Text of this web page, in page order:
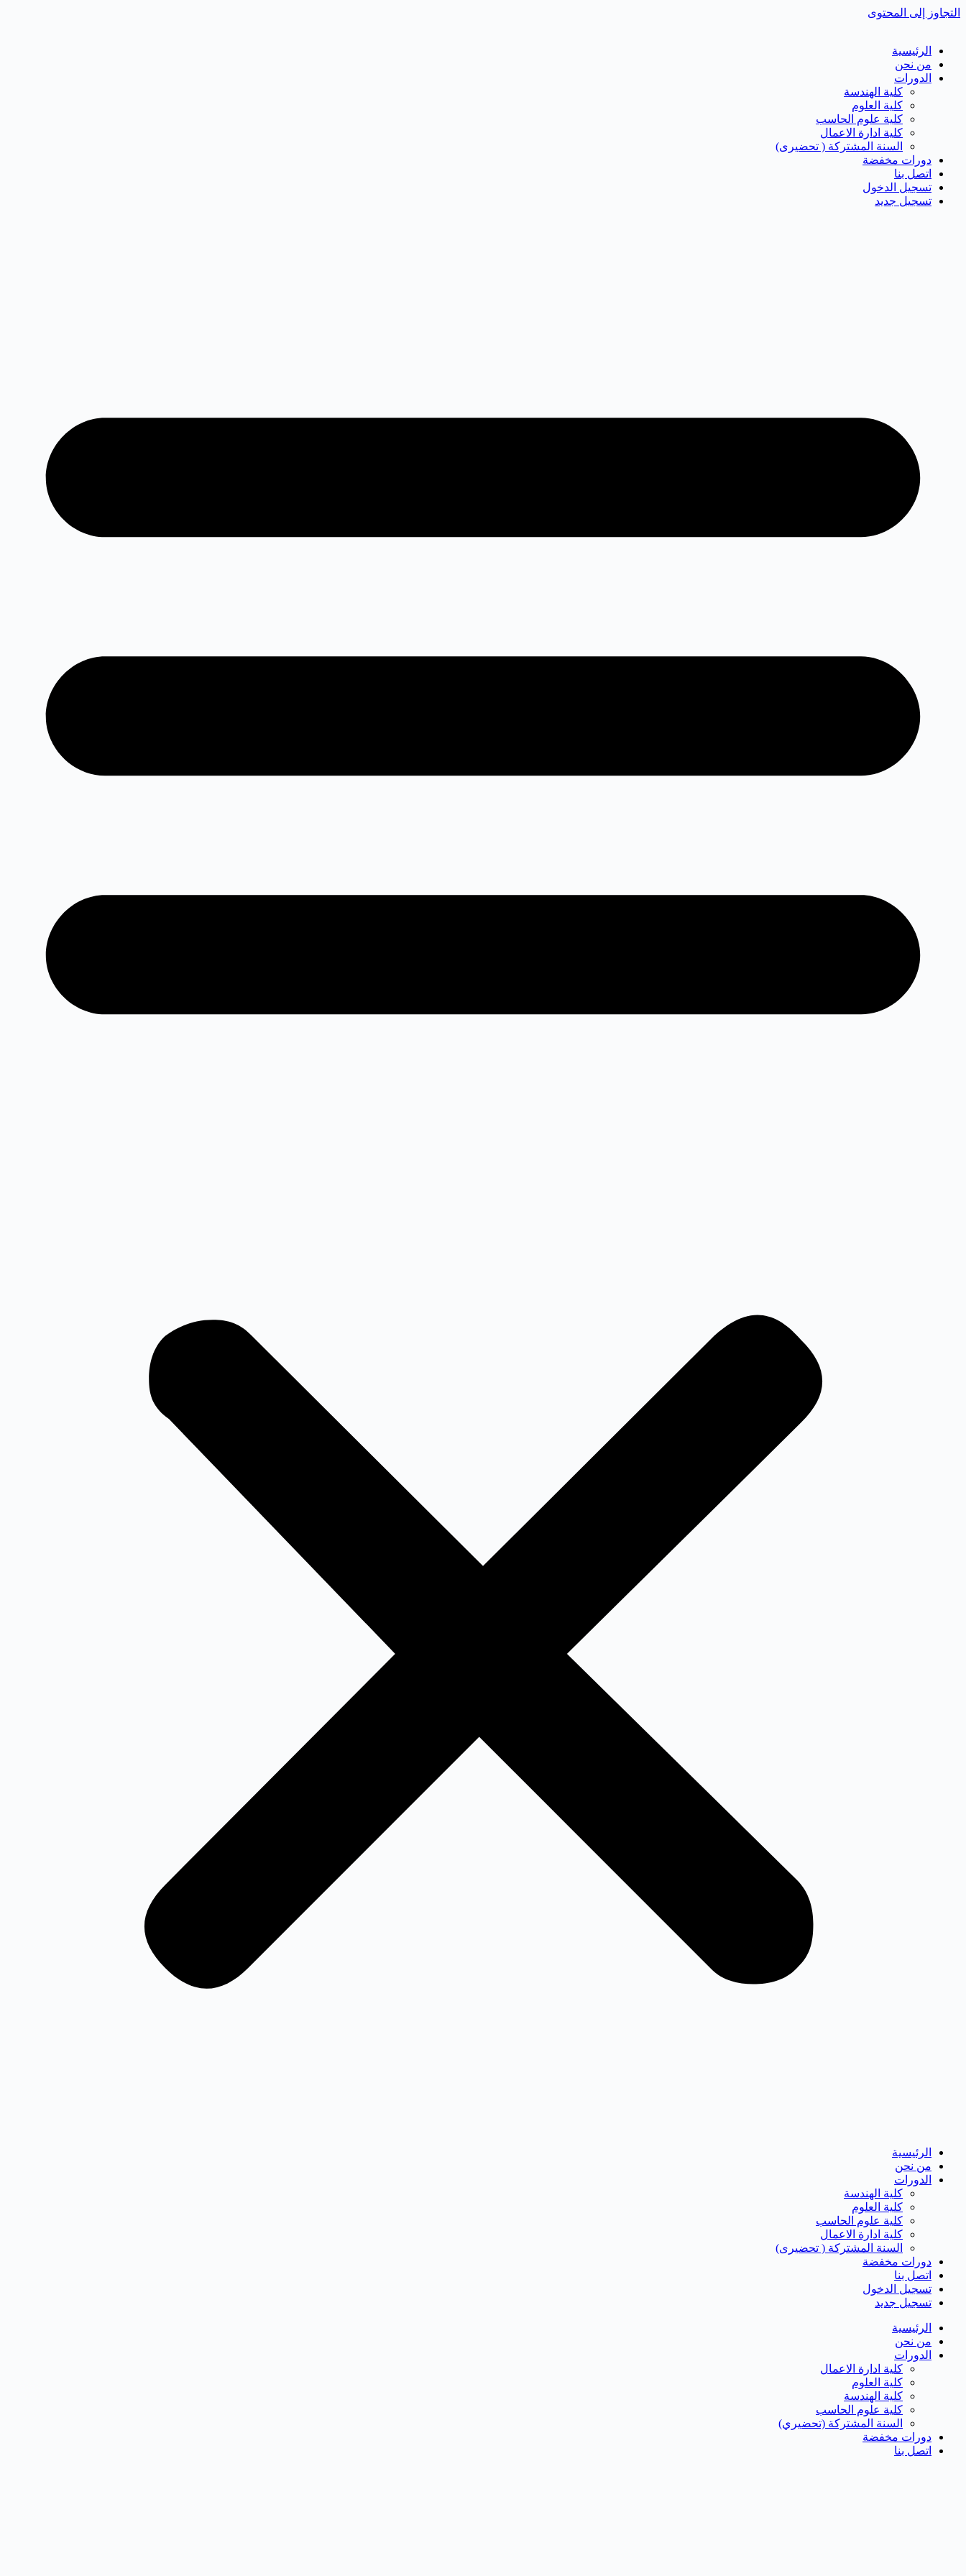
التجاوز إلى المحتوى
الرئيسية
من نحن
الدورات
كلية الهندسة
كلية العلوم
كلية علوم الحاسب
كلية ادارة الاعمال
السنة المشتركة ( تحضيرى)
دورات مخفضة
اتصل بنا
تسجيل الدخول
تسجيل جديد
الرئيسية
من نحن
الدورات
كلية الهندسة
كلية العلوم
كلية علوم الحاسب
كلية ادارة الاعمال
السنة المشتركة ( تحضيرى)
دورات مخفضة
اتصل بنا
تسجيل الدخول
تسجيل جديد
الرئيسية
من نحن
الدورات
كلية ادارة الاعمال
كلية العلوم
كلية الهندسة
كلية علوم الحاسب
السنة المشتركة (تحضيري)
دورات مخفضة
اتصل بنا